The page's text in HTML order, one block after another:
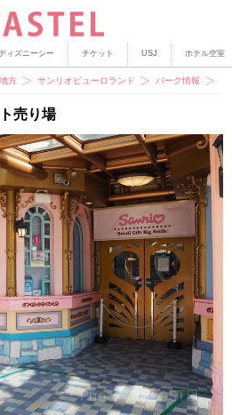
ィズニーシー チケット USJ ホテル空室
方 サンリオピューロランド パーク情報
売り場